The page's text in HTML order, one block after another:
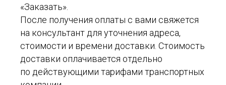
«Заказать».
После получения оплаты с вами свяжется
на консультант для уточнения адреса,
стоимости и времени доставки. Стоимость
доставки оплачивается отдельно
по действующими тарифами транспортных